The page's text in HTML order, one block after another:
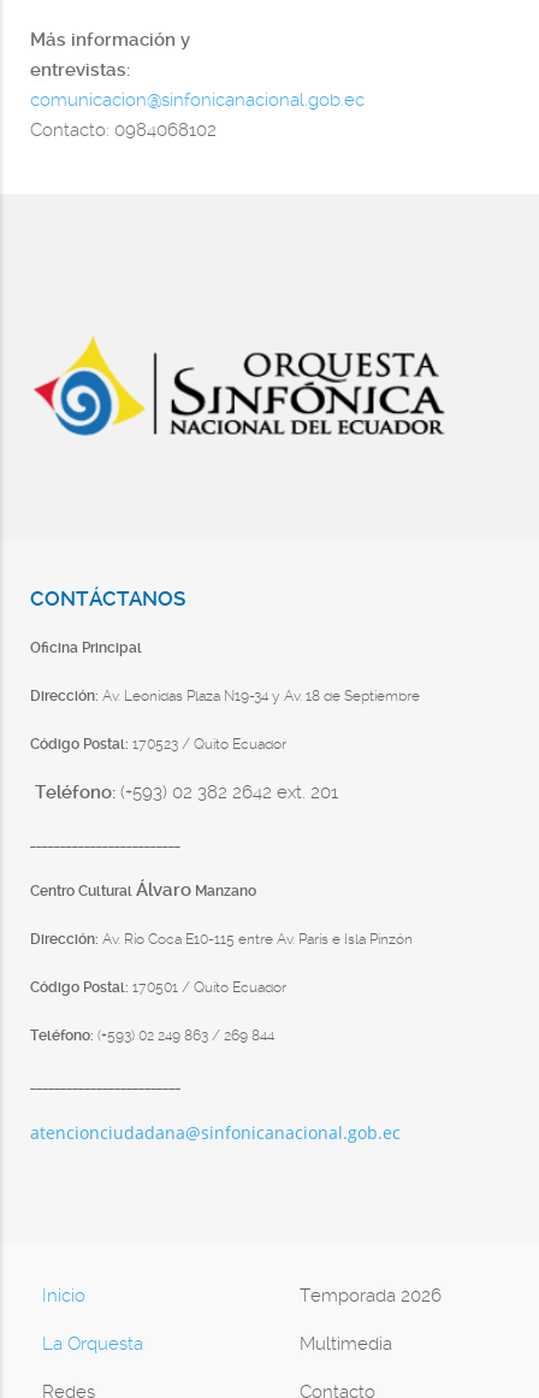
Más información y
entrevistas:
comunicacion@sinfonicanacional.gob.ec
Contacto: 0984068102
CONTÁCTANOS
Oficina Principal
Dirección: Av. Leonidas Plaza N19-34 y Av. 18 de Septiembre
Código Postal: 170523 / Quito Ecuador
Teléfono: (+593) 02 382 2642 ext. 201
Centro Cultural Álvaro Manzano
Dirección: Av. Río Coca E10-115 entre Av. París e Isla Pinzón
Código Postal: 170501 / Quito Ecuador
Teléfono: (+593) 02 249 863 / 269 844
atencionciudadana@sinfonicanacional.gob.ec
Inicio Temporada 2026
La Orquesta Multimedia
Redes Contacto